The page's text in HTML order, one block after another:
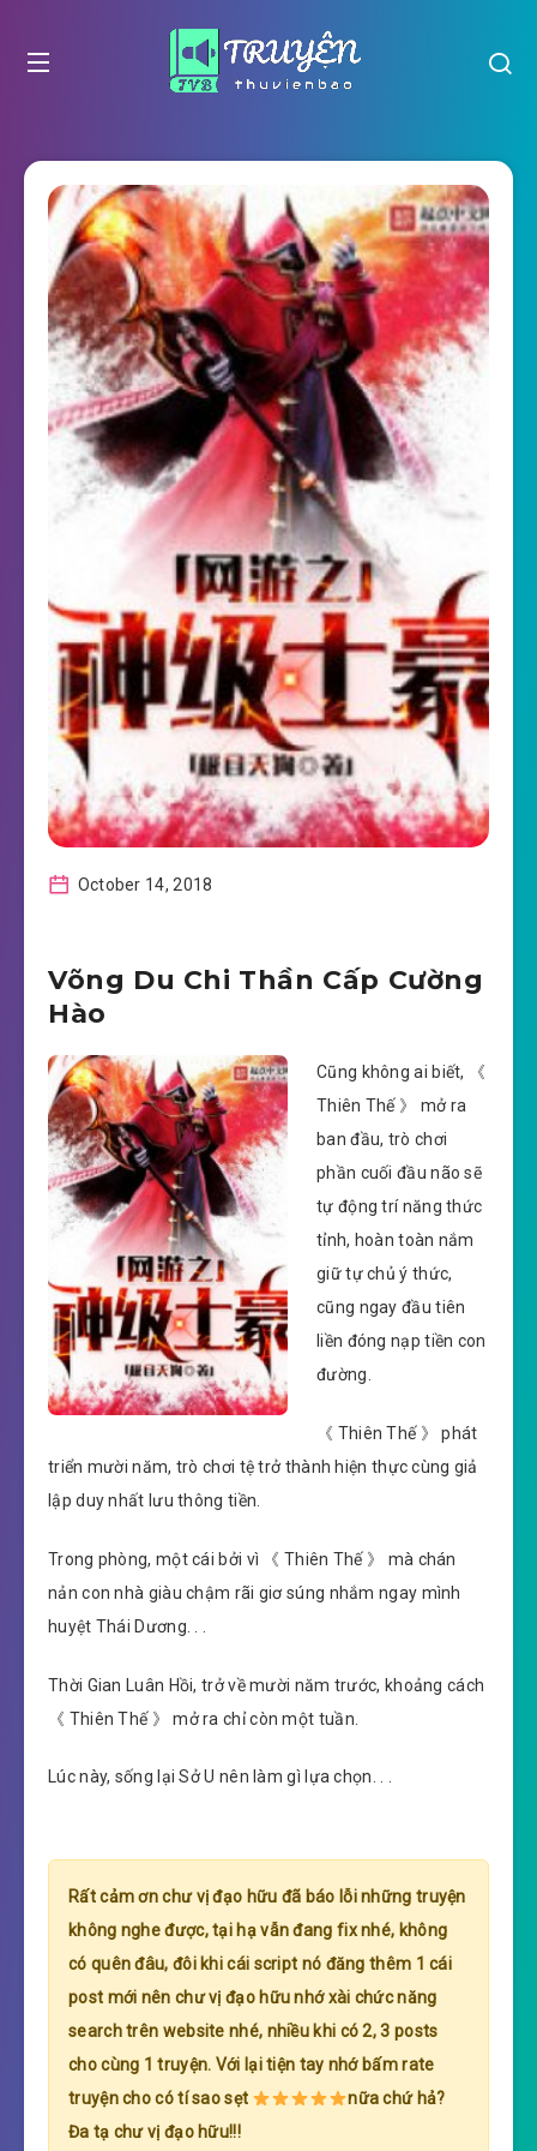
October 14, 2018
Võng Du Chi Thần Cấp Cường
Hào
Cũng không ai biết, 《
Thiên Thế 》 mở ra
ban đầu, trò chơi
phần cuối đầu não sẽ
tự động trí năng thức
tỉnh, hoàn toàn nắm
giữ tự chủ ý thức,
cũng ngay đầu tiên
liền đóng nạp tiền con
đường.
《 Thiên Thế 》 phát
triển mười năm, trò chơi tệ trở thành hiện thực cùng giả
lập duy nhất lưu thông tiền.
Trong phòng, một cái bởi vì 《 Thiên Thế 》 mà chán
nản con nhà giàu chậm rãi giơ súng nhắm ngay mình
huyệt Thái Dương. . .
Thời Gian Luân Hồi, trở về mười năm trước, khoảng cách
《 Thiên Thế 》 mở ra chỉ còn một tuần.
Lúc này, sống lại Sở U nên làm gì lựa chọn. . .
Rất cảm ơn chư vị đạo hữu đã báo lỗi những truyện
không nghe được, tại hạ vẫn đang fix nhé, không
có quên đâu, đôi khi cái script nó đăng thêm 1 cái
post mới nên chư vị đạo hữu nhớ xài chức năng
search trên website nhé, nhiều khi có 2, 3 posts
cho cùng 1 truyện. Với lại tiện tay nhớ bấm rate
truyện cho có tí sao sẹt
nữa chứ hả?
Đa tạ chư vị đạo hữu!!!